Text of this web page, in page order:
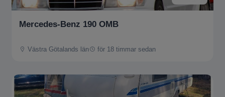
Mercedes-Benz 190 OMB
Västra Götalands län för 18 timmar sedan